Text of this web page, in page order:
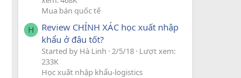
Mua bán quốc tế
H
Review CHÍNH XÁC học xuất nhập
khẩu ở đâu tốt?
Started by Hà Linh 2/5/18 Lượt xem:
233K
Học xuất nhập khẩu-logistics